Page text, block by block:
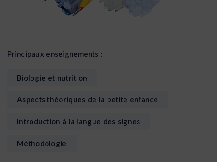
Principaux enseignements :
Biologie et nutrition
Aspects théoriques de la petite enfance
Introduction à la langue des signes
Méthodologie